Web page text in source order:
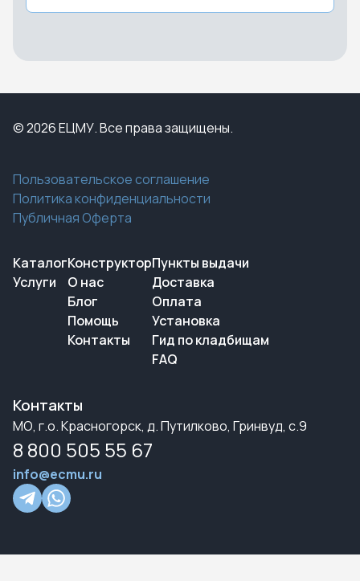
© 2026 ЕЦМУ. Все права защищены.
Пользовательское соглашение
Политика конфиденциальности
Публичная Оферта
Каталог
Услуги
Конструктор
О нас
Блог
Помощь
Контакты
Пункты выдачи
Доставка
Оплата
Установка
Гид по кладбищам
FAQ
Контакты
МО, г.о. Красногорск, д. Путилково, Гринвуд, с.9
8 800 505 55 67
info@ecmu.ru